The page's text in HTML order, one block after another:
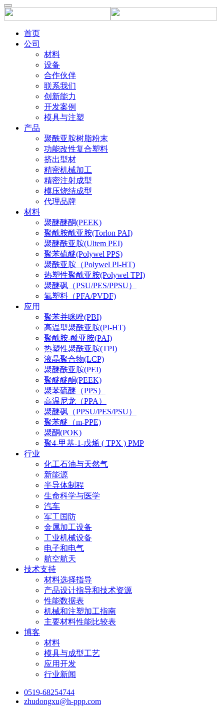
首页
公司
材料
设备
合作伙伴
联系我们
创新能力
开发案例
模具与注塑
产品
聚酰亚胺树脂粉末
功能改性复合塑料
挤出型材
精密机械加工
精密注射成型
模压烧结成型
代理品牌
材料
聚醚醚酮(PEEK)
聚酰胺酰亚胺(Torlon PAI)
聚醚酰亚胺(Ultem PEI)
聚苯硫醚(Polywel PPS)
聚酰亚胺（Polywel PI-HT)
热塑性聚酰亚胺(Polywel TPI)
聚醚砜（PSU/PES/PPSU）
氟塑料（PFA/PVDF)
应用
聚苯并咪唑(PBI)
高温型聚酰亚胺(PI-HT)
聚酰胺-酰亚胺(PAI)
热塑性聚酰亚胺(TPI)
液晶聚合物(LCP)
聚醚酰亚胺(PEI)
聚醚醚酮(PEEK)
聚苯硫醚（PPS）
高温尼龙（PPA）
聚醚砜（PPSU/PES/PSU）
聚苯醚（m-PPE)
聚酮(POK)
聚4-甲基-1-戊烯 ( TPX ) PMP
行业
化工石油与天然气
新能源
半导体制程
生命科学与医学
汽车
军工国防
金属加工设备
工业机械设备
电子和电气
航空航天
技术支持
材料选择指导
产品设计指导和技术资源
性能数据表
机械和注塑加工指南
主要材料性能比较表
博客
材料
模具与成型工艺
应用开发
行业新闻
0519-68254744
zhudongxu@h-ppp.com